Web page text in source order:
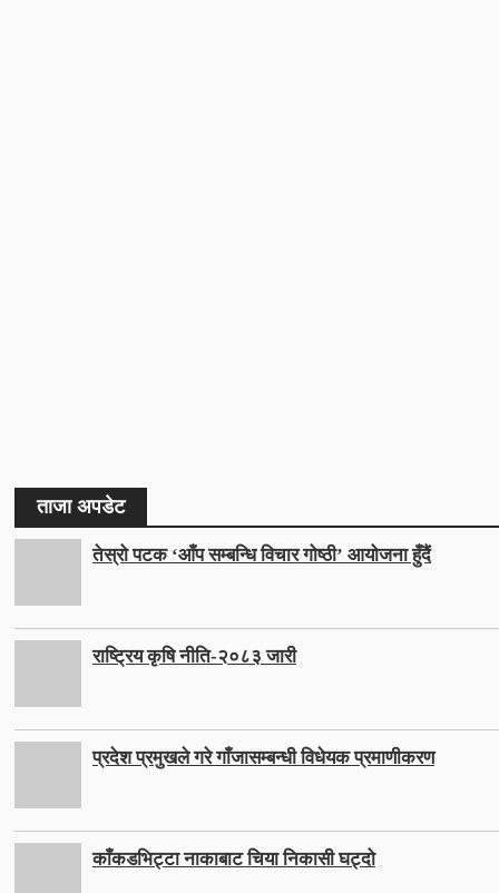
ताजा अपडेट
तेस्रो पटक ‘आँप सम्बन्धि विचार गोष्ठी’ आयोजना हुँदैं
राष्ट्रिय कृषि नीति-२०८३ जारी
प्रदेश प्रमुखले गरे गाँजासम्बन्धी विधेयक प्रमाणीकरण
काँकडभिट्टा नाकाबाट चिया निकासी घट्दो